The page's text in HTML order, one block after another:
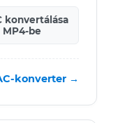
konvertálása
MP4-be
konverter →